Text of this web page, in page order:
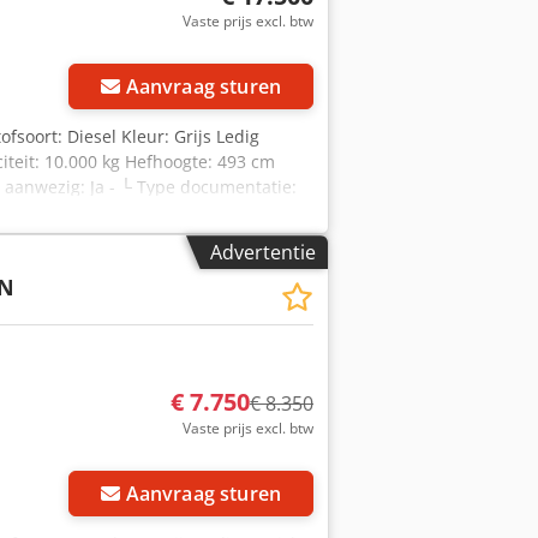
Vaste prijs excl. btw
Aanvraag sturen
Diesel Kleur: Grijs Ledig
10.000 kg Hefhoogte: 493 cm
Ja - └ Type documentatie:
Nee - Serienummer: 1907 -
4110mm - Vrije-heffing:
vorkbreedte: 590mm - Aantal
Sgsx Apwor - Opties: Radio,
motor: Volvo -
[kg]: 14000kg -
BTW BTW/marge: BTW
alles in de industriële sectoren
Advertentie
€ 7.750€ 8.350
Vaste prijs excl. btw
Aanvraag sturen